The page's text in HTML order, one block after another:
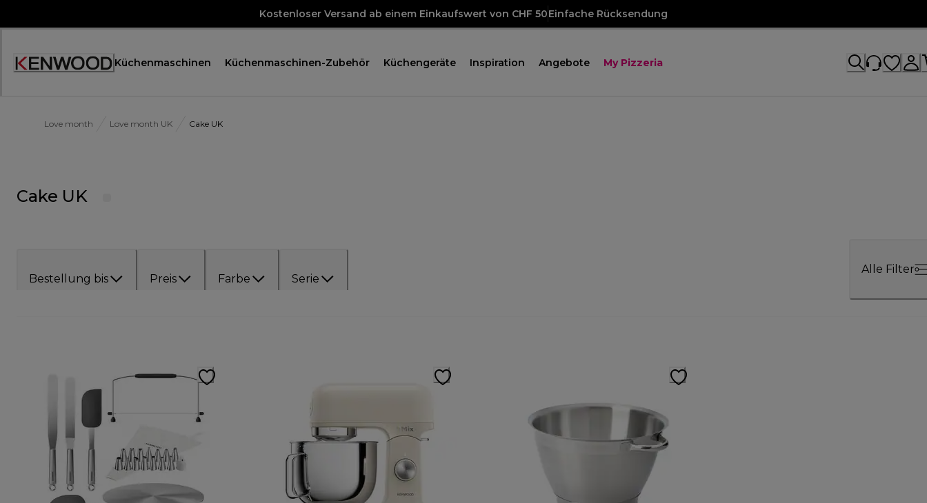
Kostenloser Versand ab einem Einkaufswert von CHF 50Einfache Rücksendung
Accessibility
Küchenmaschinen Küchenmaschinen-Zubehör Küchengeräte Inspiration Angebote My Pizzeria
Love month Love month UK Cake UK
Cake UK
Bestellung bis Preis Farbe Serie
Alle Filter